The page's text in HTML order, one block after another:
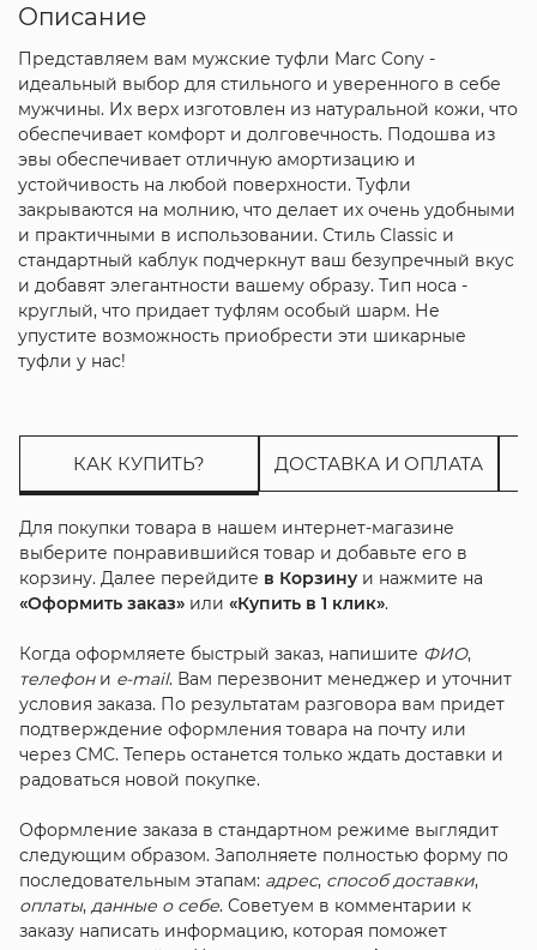
Описание
Представляем вам мужские туфли Marc Cony -
идеальный выбор для стильного и уверенного в себе
мужчины. Их верх изготовлен из натуральной кожи, что
обеспечивает комфорт и долговечность. Подошва из
эвы обеспечивает отличную амортизацию и
устойчивость на любой поверхности. Туфли
закрываются на молнию, что делает их очень удобными
и практичными в использовании. Стиль Classic и
стандартный каблук подчеркнут ваш безупречный вкус
и добавят элегантности вашему образу. Тип носа -
круглый, что придает туфлям особый шарм. Не
упустите возможность приобрести эти шикарные
туфли у нас!
КАК КУПИТЬ? ДОСТАВКА И ОПЛАТА
Для покупки товара в нашем интернет-магазине
выберите понравившийся товар и добавьте его в
корзину. Далее перейдите в Корзинуи нажмите на
«Оформить заказ»или «Купить в 1 клик».
Когда оформляете быстрый заказ, напишите ФИО,
телефони e-mail. Вам перезвонит менеджер и уточнит
условия заказа. По результатам разговора вам придет
подтверждение оформления товара на почту или
через СМС. Теперь останется только ждать доставки и
радоваться новой покупке.
Оформление заказа в стандартном режиме выглядит
следующим образом. Заполняете полностью форму по
последовательным этапам: адрес, способ доставки,
оплаты, данные о себе. Советуем в комментарии к
заказу написать информацию, которая поможет